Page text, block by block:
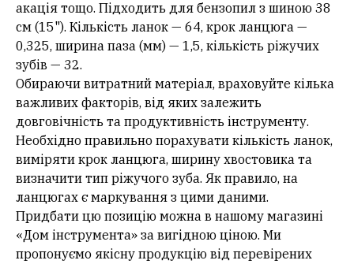
акація тощо. Підходить для бензопил з шиною 38
см (15"). Кількість ланок — 64, крок ланцюга —
0,325, ширина паза (мм) — 1,5, кількість ріжучих
зубів — 32.
Обираючи витратний матеріал, враховуйте кілька
важливих факторів, від яких залежить
довговічність та продуктивність інструменту.
Необхідно правильно порахувати кількість ланок,
виміряти крок ланцюга, ширину хвостовика та
визначити тип ріжучого зуба. Як правило, на
ланцюгах є маркування з цими даними.
Придбати цю позицію можна в нашому магазині
«Дом інструмента» за вигідною ціною. Ми
пропонуємо якісну продукцію від перевірених